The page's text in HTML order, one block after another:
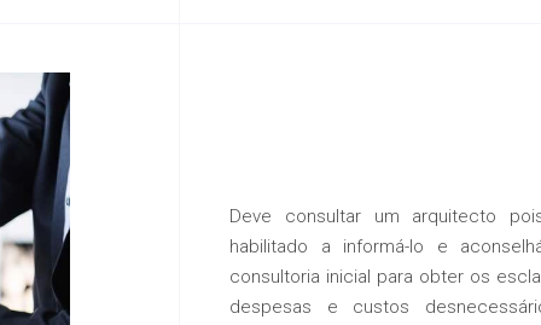
Deve consultar um arquitecto
habilitado a informá-lo e
consultoria inicial para obter os
despesas e custos